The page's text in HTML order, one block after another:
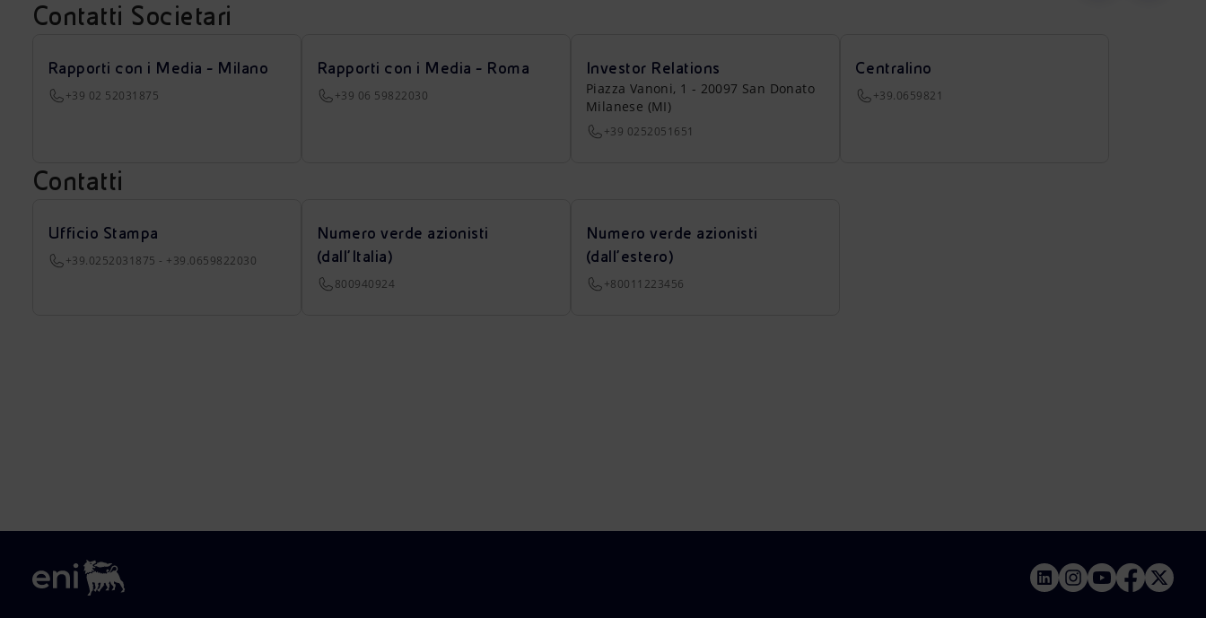
Contatti Societari
Rapporti con i Media - Milano
+39 02 52031875
Rapporti con i Media - Roma
+39 06 59822030
Investor Relations
Piazza Vanoni, 1 - 20097 San Donato
Milanese (MI)
+39 0252051651
Centralino
+39.0659821
Contatti
Ufficio Stampa
+39.0252031875 - +39.0659822030
Numero verde azionisti
(dall’Italia)
800940924
Numero verde azionisti
(dall’estero)
+80011223456